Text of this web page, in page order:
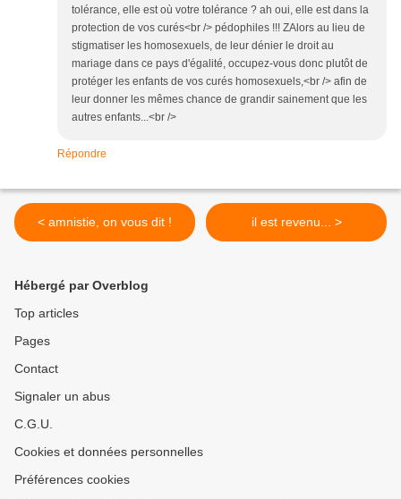
tolérance, elle est où votre tolérance ? ah oui, elle est dans la
protection de vos curés<br /> pédophiles !!! ZAlors au lieu de
stigmatiser les homosexuels, de leur dénier le droit au
mariage dans ce pays d'égalité, occupez-vous donc plutôt de
protéger les enfants de vos curés homosexuels,<br /> afin de
leur donner les mêmes chance de grandir sainement que les
autres enfants...<br />
Répondre
< amnistie, on vous dit ! il est revenu... >
Hébergé par Overblog
Top articles
Pages
Contact
Signaler un abus
C.G.U.
Cookies et données personnelles
Préférences cookies